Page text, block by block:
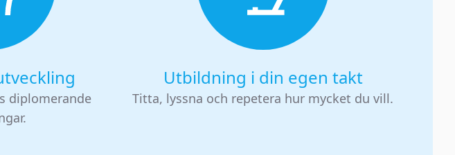
diplomerande
Utbildning i din egen takt
Titta, lyssna och repetera hur mycket du vill.